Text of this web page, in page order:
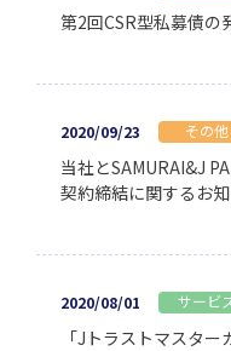
第2回CSR型私募債の
2020/09/23 その他
当社とSAMURAI&J
契約締結に関するお
2020/08/01 サービ
「Jトラストマスタ